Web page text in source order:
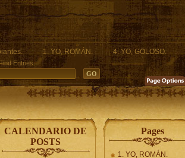
1. YO, ROMÁN.
4. YO, GOLOSO.
Find Entries
CALENDARIO DE
POSTS
Pages
1. YO, ROMÁN.